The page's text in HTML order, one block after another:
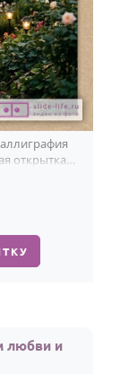
открытка к
любви и